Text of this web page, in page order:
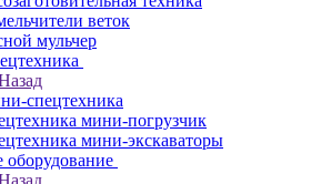
веток
мульчер
спецтехника
мини-погрузчик
мини-экскаваторы
оборудование